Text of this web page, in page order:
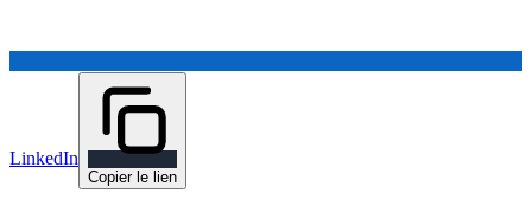
LinkedIn
Copier le lien